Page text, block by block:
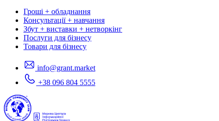
Гроші + обладнання
Консультації + навчання
Збут + виставки + нетворкінг
Послуги для бізнесу
Товари для бізнесу
info@grant.market
+38 096 804 5555